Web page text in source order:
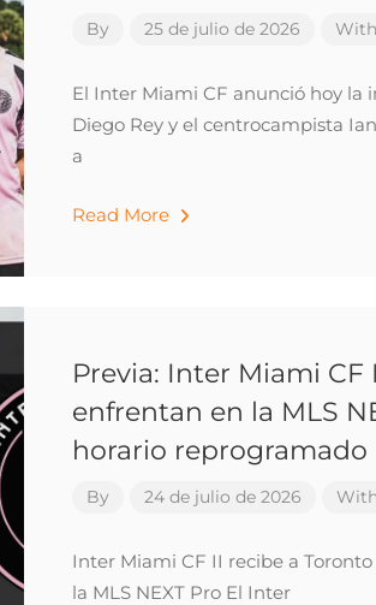
By 25 de julio de 2026
El Inter Miami CF anunció hoy la
Diego Rey y el centrocampista
a
Read More
Previa: Inter Miami CF
enfrentan en la MLS
horario reprogramado
By 24 de julio de 2026
Inter Miami CF II recibe a
la MLS NEXT Pro El Inter